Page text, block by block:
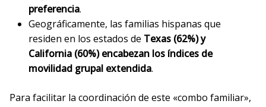
preferencia.
Geográficamente, las familias hispanas que
residen en los estados de Texas (62%) y
California (60%) encabezan los índices de
movilidad grupal extendida.
Para facilitar la coordinación de este «combo familiar»,